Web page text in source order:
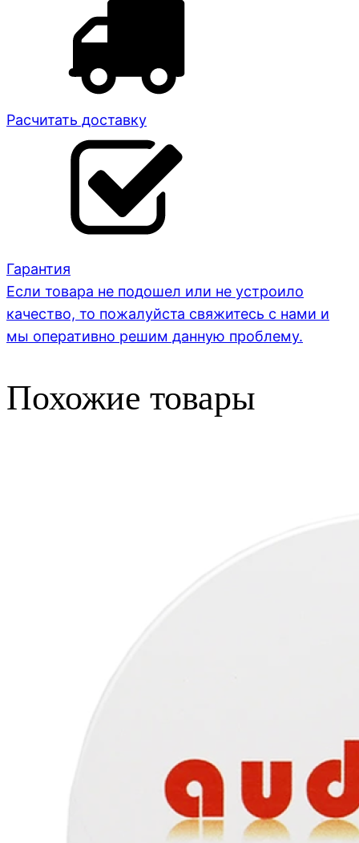
Расчитать доставку
Гарантия
Если товара не подошел или не устроило
качество, то пожалуйста свяжитесь с нами и
мы оперативно решим данную проблему.
Похожие товары